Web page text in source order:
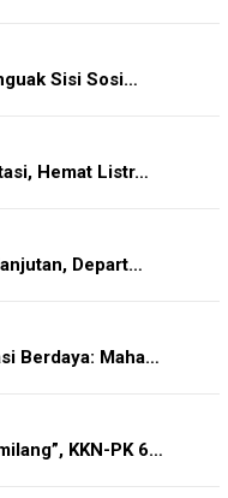
Sisi Sosi…
Hemat Listr…
Depart…
Berdaya: Maha…
KKN-PK 6…